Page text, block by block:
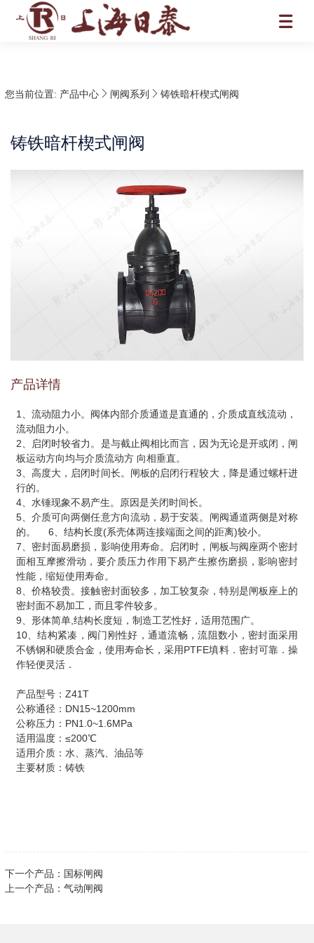
您当前位置: 产品中心 闸阀系列 铸铁暗杆楔式闸阀
铸铁暗杆楔式闸阀
产品详情
1、流动阻力小。阀体内部介质通道是直通的，介质成直线流动，
流动阻力小。
2、启闭时较省力。是与截止阀相比而言，因为无论是开或闭，闸
板运动方向均与介质流动方 向相垂直。
3、高度大，启闭时间长。闸板的启闭行程较大，降是通过螺杆进
行的。
4、水锤现象不易产生。原因是关闭时间长。
5、介质可向两侧任意方向流动，易于安装。闸阀通道两侧是对称
的。 6、结构长度(系壳体两连接端面之间的距离)较小。
7、密封面易磨损，影响使用寿命。启闭时，闸板与阀座两个密封
面相互摩擦滑动，要介质压力作用下易产生擦伤磨损，影响密封
性能，缩短使用寿命。
8、价格较贵。接触密封面较多，加工较复杂，特别是闸板座上的
密封面不易加工，而且零件较多。
9、形体简单,结构长度短，制造工艺性好，适用范围广。
10、结构紧凑，阀门刚性好，通道流畅，流阻数小，密封面采用
不锈钢和硬质合金，使用寿命长，采用PTFE填料．密封可靠．操
作轻便灵活．
产品型号：Z41T
公称通径：DN15~1200mm
公称压力：PN1.0~1.6MPa
适用温度：≤200℃
适用介质：水、蒸汽、油品等
主要材质：铸铁
下一个产品： 国标闸阀
上一个产品： 气动闸阀